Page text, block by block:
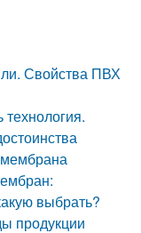
Свойства ПВХ
выбрать?
продукции